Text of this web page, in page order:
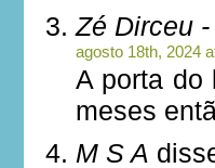
Zé Dirceu
agosto 18th, 2024
A porta do
meses
M S A